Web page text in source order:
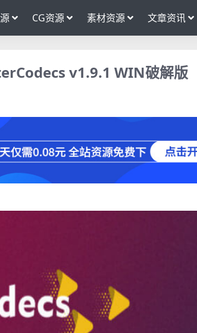
CG资源 素材资源 文章资讯
v1.9.1 WIN破解版